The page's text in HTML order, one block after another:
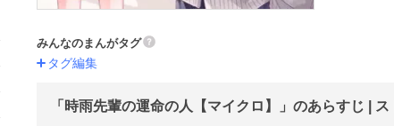
みんなのまんがタグ
タグ編集
「時雨先輩の運命の人【マイクロ】」のあらすじ |